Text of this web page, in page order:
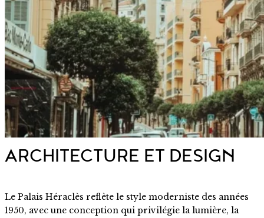
ARCHITECTURE ET DESIGN
Le Palais Héraclès reflète le style moderniste des années
1950, avec une conception qui privilégie la lumière, la